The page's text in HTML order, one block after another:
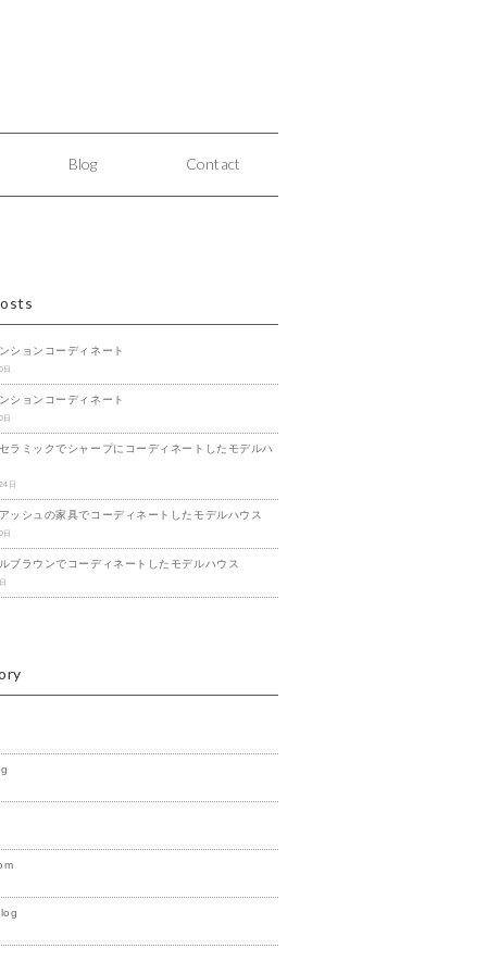
Blog Contact
ションコーディネート
日
ションコーディネート
日
ラミックでシャープにコーディネートしたモデルハ
日
ッシュの家具でコーディネートしたモデルハウス
日
ブラウンでコーディネートしたモデルハウス